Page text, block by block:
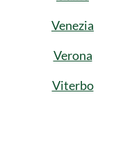
Venezia
Verona
Viterbo